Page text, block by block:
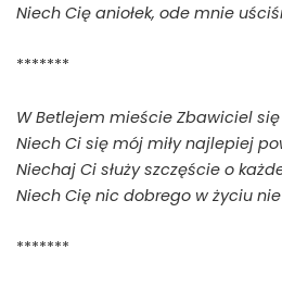
Niech Cię aniołek, ode mnie
*******
W Betlejem mieście Zbawiciel
Niech Ci się mój miły najlepiej
Niechaj Ci służy szczęście o
Niech Cię nic dobrego w życiu
*******